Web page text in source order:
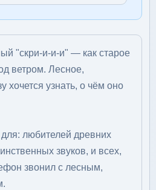
"скри-и-и-и" — как старое
ветром. Лесное,
хочется узнать, о чём оно
любителей древних
звуков, и всех,
звонил с лесным,